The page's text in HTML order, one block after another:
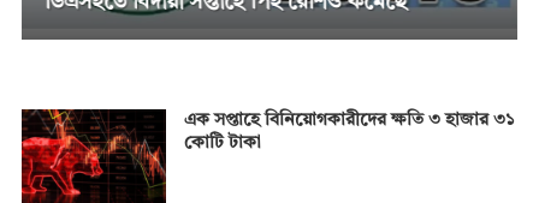
এক সপ্তাহে বিনিয়োগকারীদের ক্ষতি ৩ হাজার ৩১
কোটি টাকা